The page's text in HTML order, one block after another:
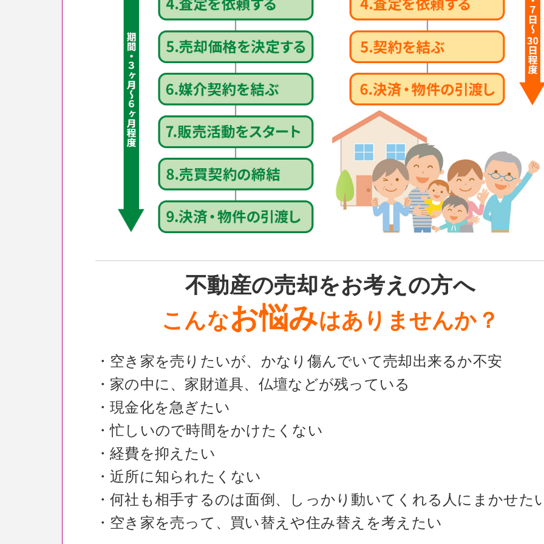
不動産の売却をお考えの方へ
こんなお悩みはありませんか？
・空き家を売りたいが、かなり傷んでいて売却出来るか不安
・家の中に、家財道具、仏壇などが残っている
・現金化を急ぎたい
・忙しいので時間をかけたくない
・経費を抑えたい
・近所に知られたくない
・何社も相手するのは面倒、しっかり動いてくれる人にまかせた
・空き家を売って、買い替えや住み替えを考えたい